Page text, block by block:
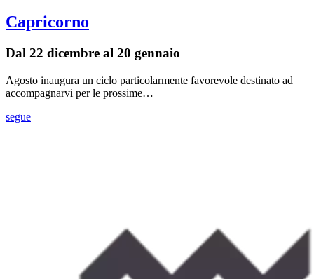
Capricorno
Dal 22 dicembre al 20 gennaio
Agosto inaugura un ciclo particolarmente favorevole destinato ad
accompagnarvi per le prossime…
segue